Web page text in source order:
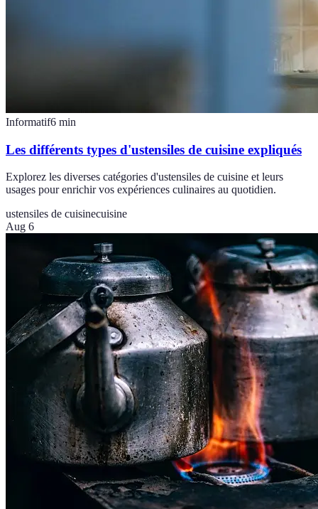
Informatif6 min
Les différents types d'ustensiles de cuisine expliqués
Explorez les diverses catégories d'ustensiles de cuisine et leurs
usages pour enrichir vos expériences culinaires au quotidien.
ustensiles de cuisinecuisine
Aug 6